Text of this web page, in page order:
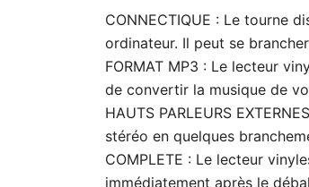
CONNECTIQUE : Le tourne
ordinateur. Il peut se
FORMAT MP3 : Le lecteur
de convertir la musique de
HAUTS PARLEURS
stéréo en quelques
COMPLETE : Le lecteur
immédiatement après le